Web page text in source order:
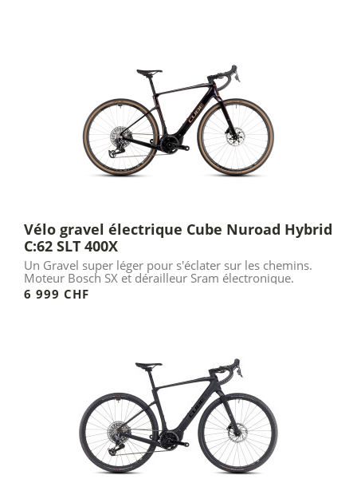
Vélo gravel électrique Cube Nuroad Hybrid
C:62 SLT 400X
Un Gravel super léger pour s'éclater sur les chemins.
Moteur Bosch SX et dérailleur Sram électronique.
6 999 CHF